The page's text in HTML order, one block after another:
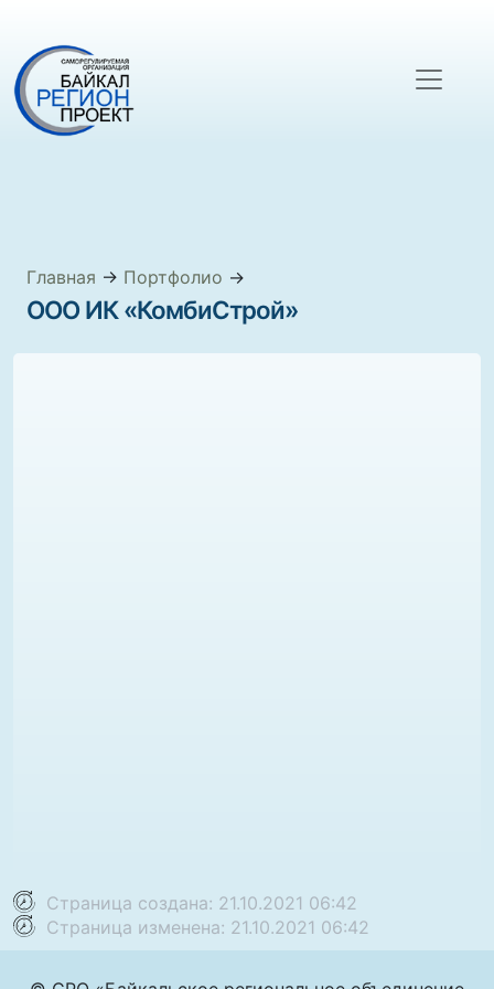
Главная → Портфолио →
ООО ИК «КомбиСтрой»
Страница создана: 21.10.2021 06:42
Страница изменена: 21.10.2021 06:42